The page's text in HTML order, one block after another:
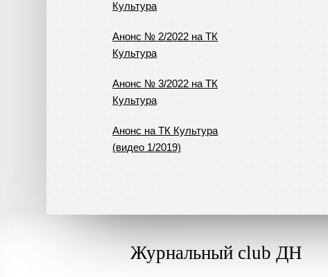
Культура
Анонс № 2/2022 на ТК
Культура
Анонс № 3/2022 на ТК
Культура
Анонс на ТК Культура
(видео 1/2019)
Журнальный club ДН